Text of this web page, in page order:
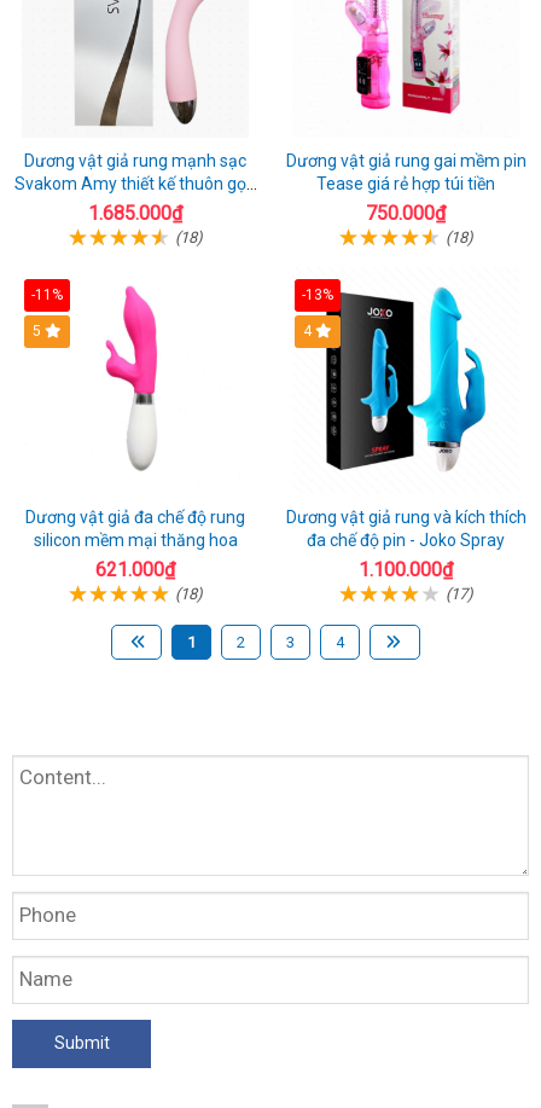
Dương vật giả rung mạnh sạc
Svakom Amy thiết kế thuôn gọn
dễ dùng
1.685.000₫
(18)
Dương vật giả rung gai mềm pin
Tease giá rẻ hợp túi tiền
750.000₫
(18)
-11%
5
Dương vật giả đa chế độ rung
silicon mềm mại thăng hoa
621.000₫
(18)
-13%
4
Dương vật giả rung và kích thích
đa chế độ pin - Joko Spray
1.100.000₫
(17)
1 2 3 4